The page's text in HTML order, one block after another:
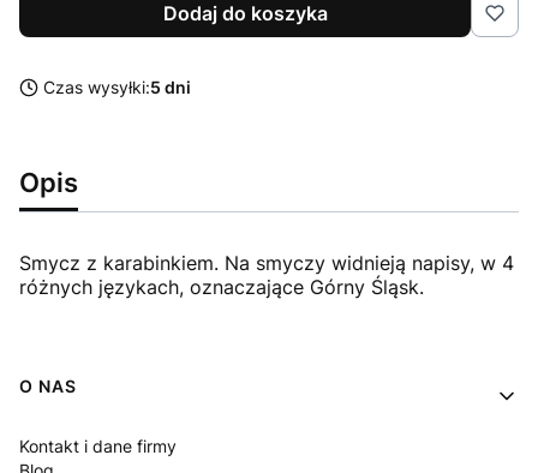
Dodaj do koszyka
Czas wysyłki:5 dni
Opis
Smycz z karabinkiem. Na smyczy widnieją napisy, w 4
różnych językach, oznaczające Górny Śląsk.
Linki w stopce
O NAS
Kontakt i dane firmy